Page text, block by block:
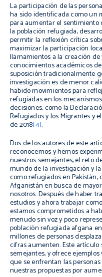
La participación de las
ha sido identificada como un
para aumentar el sentimiento
la población refugiada,
permitir la reflexión crítica
maximizar la participación
llamamientos a la creación
conocimientos académicos
suposición tradicionalmente
investigación es de menor
habido movimientos para
refugiadas en los
decisiones, como la
Refugiados y los Migrantes y
de 2018[4].
Dos de los autores de este
reconocemos y hemos
nuestros semejantes, el reto
mundo de la investigación y
como refugiados en
Afganistán en busca de
nosotros. Después de haber
estudios y ahora trabajar
estamos comprometidos a
menudo sin voz y poco
población refugiada afgana
millones de personas
cifras aumenten. Este artículo
semejantes, y ofrece
que se enfrentan las
nuestras propuestas por